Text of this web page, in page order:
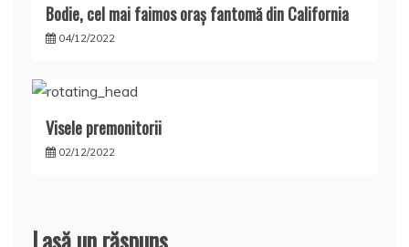
Bodie, cel mai faimos oraş fantomă din California
04/12/2022
Visele premonitorii
02/12/2022